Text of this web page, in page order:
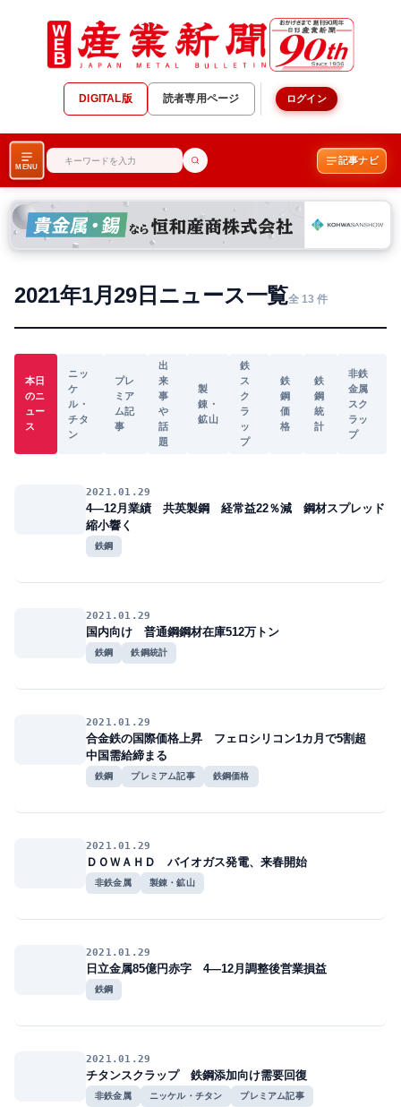
DIGITAL版 読者専用ページ ログイン
MENU
記事ナビ
2021年1月29日ニュース一覧全 13 件
本日
のニ
ュー
ス
ニッ
ケ
ル・
チタ
ン
プレ
ミア
ム記
事
出
来
事
や
話
題
製
錬・
鉱山
鉄
ス
ク
ラ
ッ
プ
鉄
鋼
価
格
鉄
鋼
統
計
非鉄
金属
スク
ラッ
プ
2021.01.29
4―12月業績 共英製鋼 経常益22％減 鋼材スプレッド
縮小響く
鉄鋼
2021.01.29
国内向け 普通鋼鋼材在庫512万トン
鉄鋼 鉄鋼統計
2021.01.29
合金鉄の国際価格上昇 フェロシリコン1カ月で5割超
中国需給締まる
鉄鋼 プレミアム記事 鉄鋼価格
2021.01.29
ＤＯＷＡＨＤ バイオガス発電、来春開始
非鉄金属 製錬・鉱山
2021.01.29
日立金属85億円赤字 4―12月調整後営業損益
鉄鋼
2021.01.29
チタンスクラップ 鉄鋼添加向け需要回復
非鉄金属 ニッケル・チタン プレミアム記事